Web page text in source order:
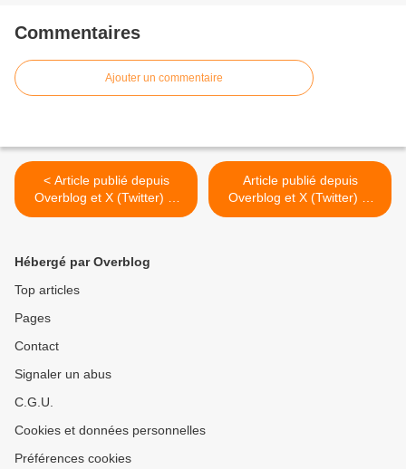
Commentaires
Ajouter un commentaire
< Article publié depuis
Overblog et X (Twitter) et
Facebook et LK
Article publié depuis
Overblog et X (Twitter) et
Facebook >
Hébergé par Overblog
Top articles
Pages
Contact
Signaler un abus
C.G.U.
Cookies et données personnelles
Préférences cookies